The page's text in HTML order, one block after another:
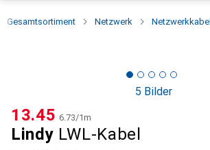
Gesamtsortiment Netzwerk Netzwerkkabel
5 Bilder
Lindy LWL-Kabel
CHF
13.45 CHF
6.73/1m